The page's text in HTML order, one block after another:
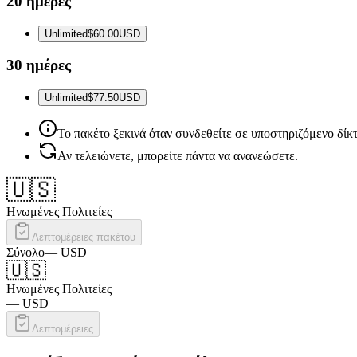
Unlimited$60.00USD
30 ημέρες
Unlimited$77.50USD
Το πακέτο ξεκινά όταν συνδεθείτε σε υποστηριζόμενο
Αν τελειώνετε, μπορείτε πάντα να ανανεώσετε.
🇺🇸
Ηνωμένες Πολιτείες
Λεπτομέρειες πακέτου
Σύνολο— USD
🇺🇸
Ηνωμένες Πολιτείες
— USD
Λεπτομέρειες